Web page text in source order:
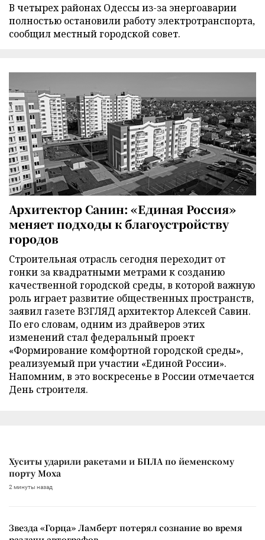
В четырех районах Одессы из-за энергоаварии
полностью остановили работу электротранспорта,
сообщил местный городской совет.
Архитектор Санин: «Единая Россия»
меняет подходы к благоустройству
городов
Строительная отрасль сегодня переходит от
гонки за квадратными метрами к созданию
качественной городской среды, в которой важную
роль играет развитие общественных пространств,
заявил газете ВЗГЛЯД архитектор Алексей Савин.
По его словам, одним из драйверов этих
изменений стал федеральный проект
«Формирование комфортной городской среды»,
реализуемый при участии «Единой России».
Напомним, в это воскресенье в России отмечается
День строителя.
Хуситы ударили ракетами и БПЛА по йеменскому
порту Моха
2 минуты назад
Звезда «Горца» Ламберт потерял сознание во время